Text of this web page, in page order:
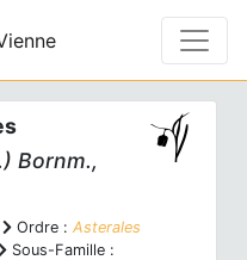
Bornm.,
Ordre : Asterales
Sous-Famille :